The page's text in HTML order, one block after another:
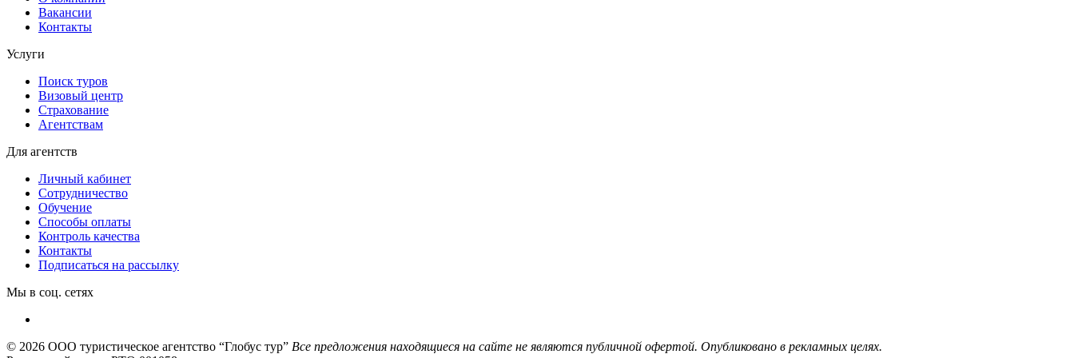
Вакансии
Контакты
Услуги
Поиск туров
Визовый центр
Страхование
Агентствам
Для агентств
Личный кабинет
Сотрудничество
Обучение
Способы оплаты
Контроль качества
Контакты
Подписаться на рассылку
Мы в соц. сетях
© 2026 ООО туристическое агентство “Глобус тур” Все предложения находящиеся на сайте не являются публичной офертой. Опубликовано в рекламных целях.